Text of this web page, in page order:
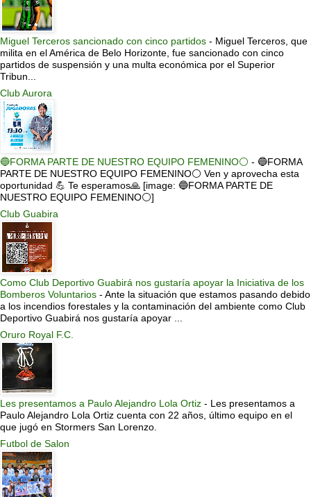
Miguel Terceros sancionado con cinco partidos - Miguel Terceros, que
milita en el América de Belo Horizonte, fue sancionado con cinco
partidos de suspensión y una multa económica por el Superior
Tribun...
Club Aurora
🔵FORMA PARTE DE NUESTRO EQUIPO FEMENINO⚪ - 🔵FORMA
PARTE DE NUESTRO EQUIPO FEMENINO⚪ Ven y aprovecha esta
oportunidad 💪 Te esperamos🙏 [image: 🔵FORMA PARTE DE
NUESTRO EQUIPO FEMENINO⚪]
Club Guabira
Como Club Deportivo Guabirá nos gustaría apoyar la Iniciativa de los
Bomberos Voluntarios - Ante la situación que estamos pasando debido
a los incendios forestales y la contaminación del ambiente como Club
Deportivo Guabirá nos gustaría apoyar ...
Oruro Royal F.C.
Les presentamos a Paulo Alejandro Lola Ortiz - Les presentamos a
Paulo Alejandro Lola Ortiz cuenta con 22 años, último equipo en el
que jugó en Stormers San Lorenzo.
Futbol de Salon